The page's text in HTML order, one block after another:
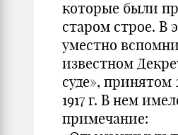
которые были
старом строе. В
уместно
известном
суде», принятом
1917 г. В нем
примечание: